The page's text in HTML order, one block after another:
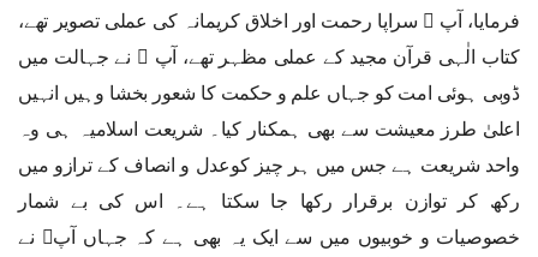
فرمایا، آپ ﷺ سراپا رحمت اور اخلاق کریمانہ کی عملی تصویر تھے،
کتاب الٰہی قرآن مجید کے عملی مظہر تھے، آپ ﷺ نے جہالت میں
ڈوبی ہوئی امت کو جہاں علم و حکمت کا شعور بخشا وہیں انہیں
اعلیٰ طرز معیشت سے بھی ہمکنار کیا۔ شریعت اسلامیہ ہی وہ
واحد شریعت ہے جس میں ہر چیز کوعدل و انصاف کے ترازو میں
رکھ کر توازن برقرار رکھا جا سکتا ہے۔ اس کی بے شمار
خصوصیات و خوبیوں میں سے ایک یہ بھی ہے کہ جہاں آپﷺ نے